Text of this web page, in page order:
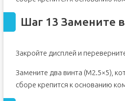
Шаг 13 Замените
Закройте дисплей и
Замените два винта (M2.5×5),
сборе крепится к основанию